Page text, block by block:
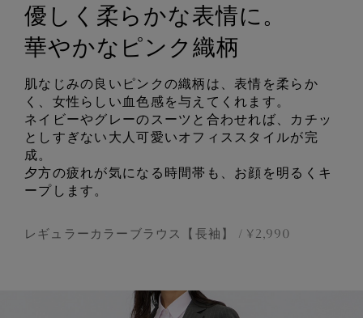
優しく柔らかな表情に。
華やかなピンク織柄
肌なじみの良いピンクの織柄は、表情を柔らか
く、女性らしい血色感を与えてくれます。
ネイビーやグレーのスーツと合わせれば、カチッ
としすぎない大人可愛いオフィススタイルが完
成。
夕方の疲れが気になる時間帯も、お顔を明るくキ
ープします。
レギュラーカラーブラウス【長袖】 ¥2,990